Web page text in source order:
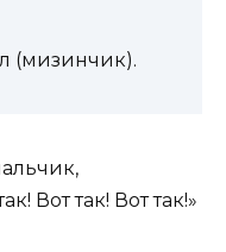
(мизинчик).
Вот так! Вот так!»